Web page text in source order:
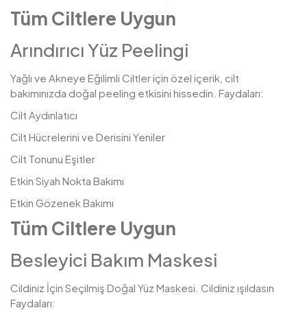
Tüm Ciltlere Uygun
Arındırıcı Yüz Peelingi
Yağlı ve Akneye Eğilimli Ciltler için özel içerik, cilt
bakımınızda doğal peeling etkisini hissedin. Faydaları:
Cilt Aydınlatıcı
Cilt Hücrelerini ve Derisini Yeniler
Cilt Tonunu Eşitler
Etkin Siyah Nokta Bakımı
Etkin Gözenek Bakımı
Tüm Ciltlere Uygun
Besleyici Bakım Maskesi
Cildiniz İçin Seçilmiş Doğal Yüz Maskesi. Cildiniz ışıldasın
Faydaları: